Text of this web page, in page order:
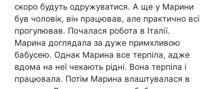
скоро будуть одружуватися. А ще у Марини
був чоловік, він працював, але практично всі
прогулював. Почалася робота в Італії.
Марина доглядала за дуже примхливою
бабусею. Однак Марина все терпіла, адже
вдома на неї чекають рідні. Вона терпіла і
працювала. Потім Марина влаштувалася в